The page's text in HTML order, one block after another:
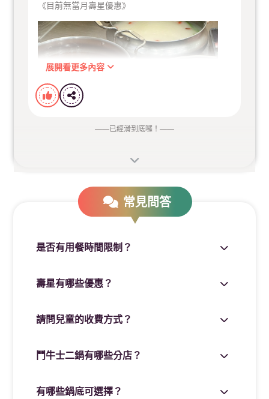
☞當日壽星來店內用餐，結帳前出示壽星本人有效證
件
立即享有【壽星本人消費用餐半價優待】乙次
---
☞當日壽星優惠每個月都有，8月壽星可以先預備備
65歲以上長者來店內用餐，結帳前出示有效證件
以菜單價格為主
《目前無當月壽星優惠》
展開看更多內容
——已經滑到底囉！ ——
常見問答
是否有用餐時間限制？
壽星有哪些優惠？
請問兒童的收費方式？
鬥牛士二鍋有哪些分店？
有哪些鍋底可選擇？